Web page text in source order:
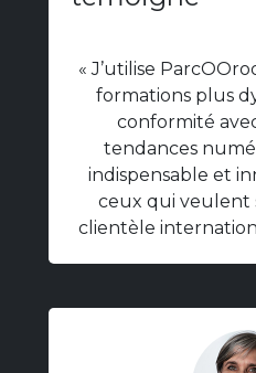
« J’utilise
formations plus
conformité
tendances
indispensable et
ceux qui veulent
clientèle